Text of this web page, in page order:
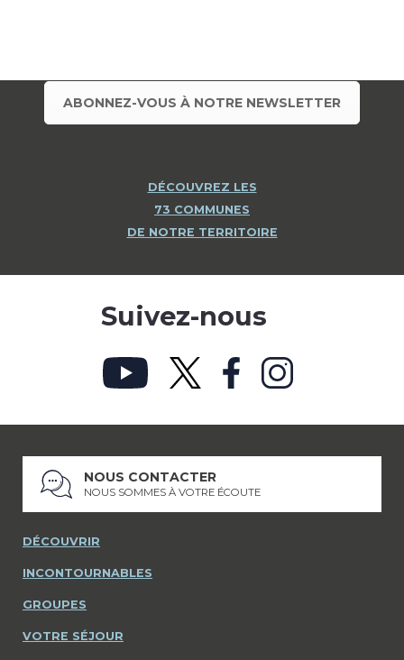
ABONNEZ-VOUS À NOTRE NEWSLETTER
DÉCOUVREZ LES
73 COMMUNES
DE NOTRE TERRITOIRE
Suivez-nous
NOUS CONTACTER
NOUS SOMMES À VOTRE ÉCOUTE
DÉCOUVRIR
INCONTOURNABLES
GROUPES
VOTRE SÉJOUR